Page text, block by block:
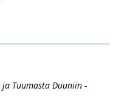
Tuumasta Duuniin -